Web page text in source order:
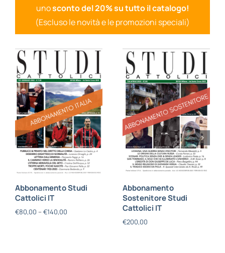
unosconto del 20% su tutto il catalogo!
(Escluso le novità e le promozioni speciali)
Abbonamento Studi
Cattolici IT
€80,00 – €140,00
Abbonamento
Sostenitore Studi
Cattolici IT
€200,00